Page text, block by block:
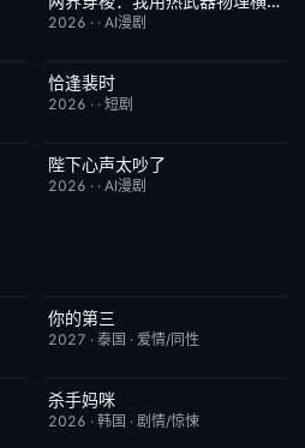
2026 · · AI漫剧
完结
恰逢裴时
2026 · · 短剧
完结
陛下心声太吵了
2026 · · AI漫剧
更新至第02集
你的第三
2027 · 泰国 · 爱情/同性
更新至第04集
杀手妈咪
2026 · 韩国 · 剧情/惊悚